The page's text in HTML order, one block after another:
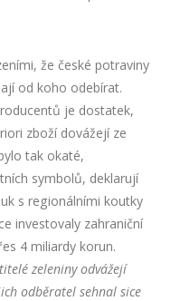
že české potraviny
od koho odebírat.
je dostatek,
zboží dovážejí ze
tak okaté,
symbolů, deklarují
s regionálními koutky
investovaly zahraniční
4 miliardy korun.
zeleniny odvážejí
odběratel sehnal sice